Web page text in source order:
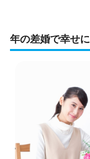
年の差婚で幸せ